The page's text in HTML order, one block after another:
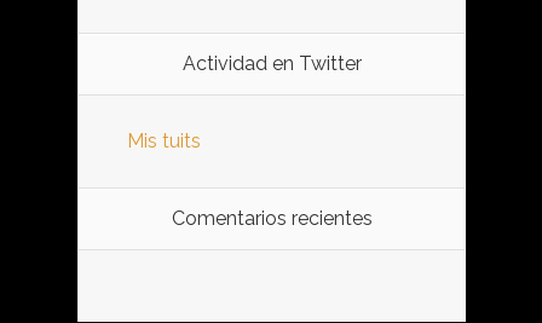
Actividad en Twitter
Mis tuits
Comentarios recientes